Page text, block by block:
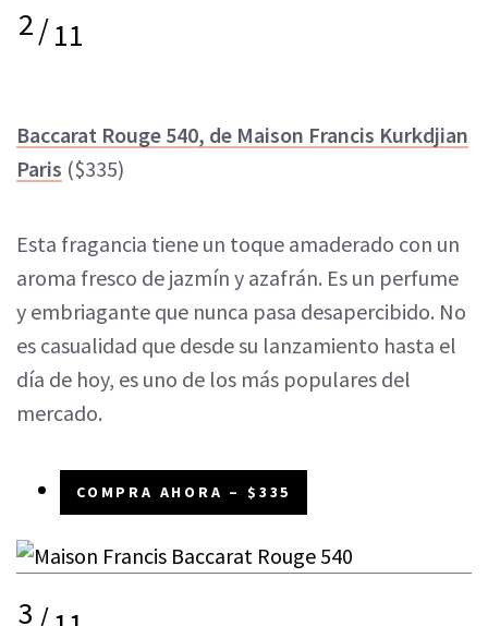
2/11
Baccarat Rouge 540, de Maison Francis Kurkdjian
Paris ($335)
Esta fragancia tiene un toque amaderado con un
aroma fresco de jazmín y azafrán. Es un perfume
y embriagante que nunca pasa desapercibido. No
es casualidad que desde su lanzamiento hasta el
día de hoy, es uno de los más populares del
mercado.
COMPRA AHORA – $335
3